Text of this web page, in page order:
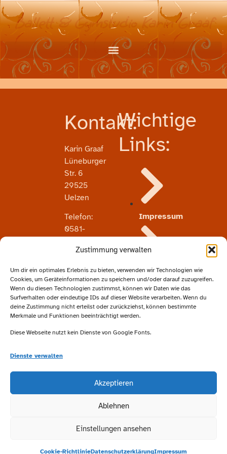
Zustimmung verwalten
Um dir ein optimales Erlebnis zu bieten, verwenden wir Technologien wie
Cookies, um Geräteinformationen zu speichern und/oder darauf zuzugreifen.
Wenn du diesen Technologien zustimmst, können wir Daten wie das
Surfverhalten oder eindeutige IDs auf dieser Website verarbeiten. Wenn du
deine Zustimmung nicht erteilst oder zurückziehst, können bestimmte
Merkmale und Funktionen beeinträchtigt werden.
Diese Webseite nutzt kein Dienste von Google Fonts.
Dienste verwalten
Akzeptieren
Ablehnen
Einstellungen ansehen
Cookie-RichtlinieDatenschutzerklärungImpressum
Ballett & Gymstudio Karin Graaf
Kontakt:
Karin Graaf
Lüneburger
Str. 6
29525
Uelzen
Telefon:
0581-
Email:
info@studiograaf.de
Wichtige
Links:
Impressum
Datenschutz
Besucht
uns
Instagram